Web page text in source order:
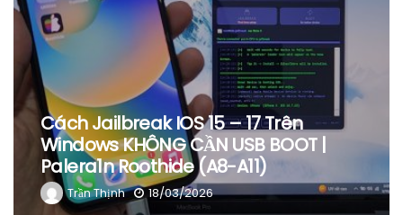
Cách Jailbreak IOS 15 – 17 Trên
Windows KHÔNG CẦN USB BOOT |
Palera1n Roothide (A8-A11)
Trần Thịnh 18/03/2026